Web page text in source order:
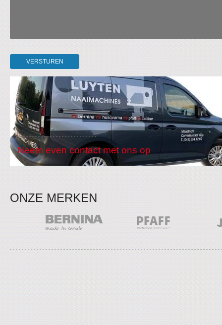
..
Neem even contact met ons op
ONZE MERKEN